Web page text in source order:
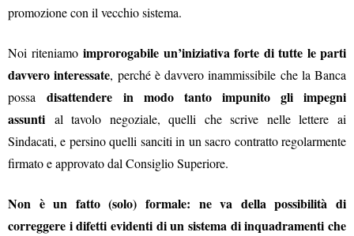
promozione con il vecchio sistema.
Noi riteniamo improrogabile un’iniziativa forte di tutte le parti
davvero interessate, perché è davvero inammissibile che la Banca
possa disattendere
in modo tanto impunito gli impegni
assunti al tavolo negoziale, quelli che scrive nelle lettere ai
Sindacati, e persino quelli sanciti in un sacro contratto regolarmente
firmato e approvato dal Consiglio Superiore.
Non è un fatto (solo) formale: ne va della possibilità di
correggere i difetti evidenti di un sistema di inquadramenti che